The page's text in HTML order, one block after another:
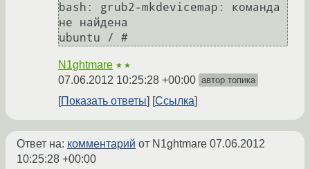
bash: grub2-mkdevicemap: команда
не найдена
N1ghtmare ★★
07.06.2012 10:25:28 +00:00 автор топика
Показать ответы Ссылка
Ответ на: комментарий от N1ghtmare 07.06.2012
10:25:28 +00:00